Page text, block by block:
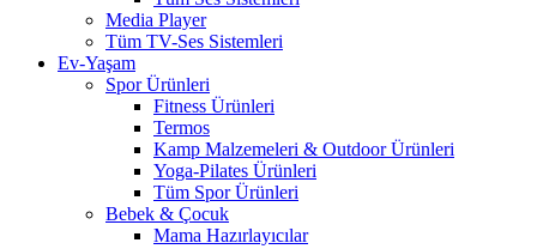
Media Player
Tüm TV-Ses Sistemleri
Ev-Yaşam
Spor Ürünleri
Fitness Ürünleri
Termos
Kamp Malzemeleri & Outdoor Ürünleri
Yoga-Pilates Ürünleri
Tüm Spor Ürünleri
Bebek & Çocuk
Mama Hazırlayıcılar